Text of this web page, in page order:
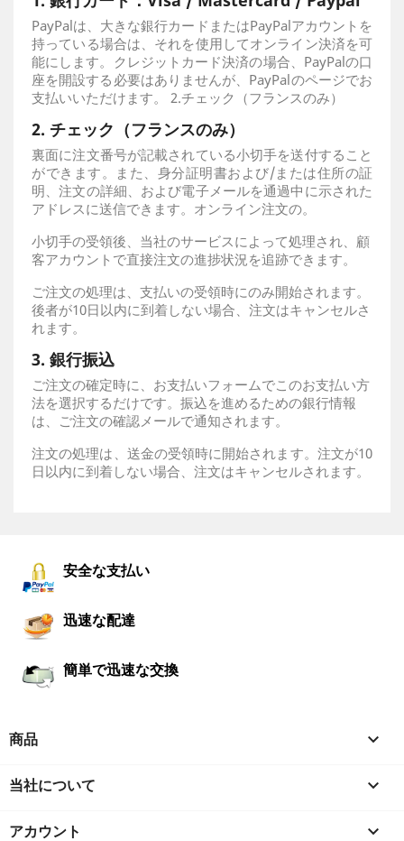
PayPalは、大きな銀行カードまたはPayPalアカウントを
持っている場合は、それを使用してオンライン決済を可
能にします。クレジットカード決済の場合、PayPalの口
座を開設する必要はありませんが、PayPalのページでお
支払いいただけます。 2.チェック（フランスのみ）
2. チェック（フランスのみ）
裏面に注文番号が記載されている小切手を送付すること
ができます。また、身分証明書および/または住所の証
明、注文の詳細、および電子メールを通過中に示された
アドレスに送信できます。オンライン注文の。
小切手の受領後、当社のサービスによって処理され、顧
客アカウントで直接注文の進捗状況を追跡できます。
ご注文の処理は、支払いの受領時にのみ開始されます。
後者が10日以内に到着しない場合、注文はキャンセルさ
れます。
3. 銀行振込
ご注文の確定時に、お支払いフォームでこのお支払い方
法を選択するだけです。振込を進めるための銀行情報
は、ご注文の確認メールで通知されます。
注文の処理は、送金の受領時に開始されます。注文が10
日以内に到着しない場合、注文はキャンセルされます。
安全な支払い
迅速な配達
簡単で迅速な交換
商品 
当社について 
アカウント 